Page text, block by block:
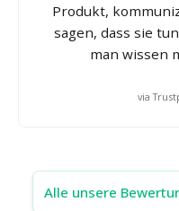
Produkt,
sagen, dass sie
man wissen
via
Alle unsere